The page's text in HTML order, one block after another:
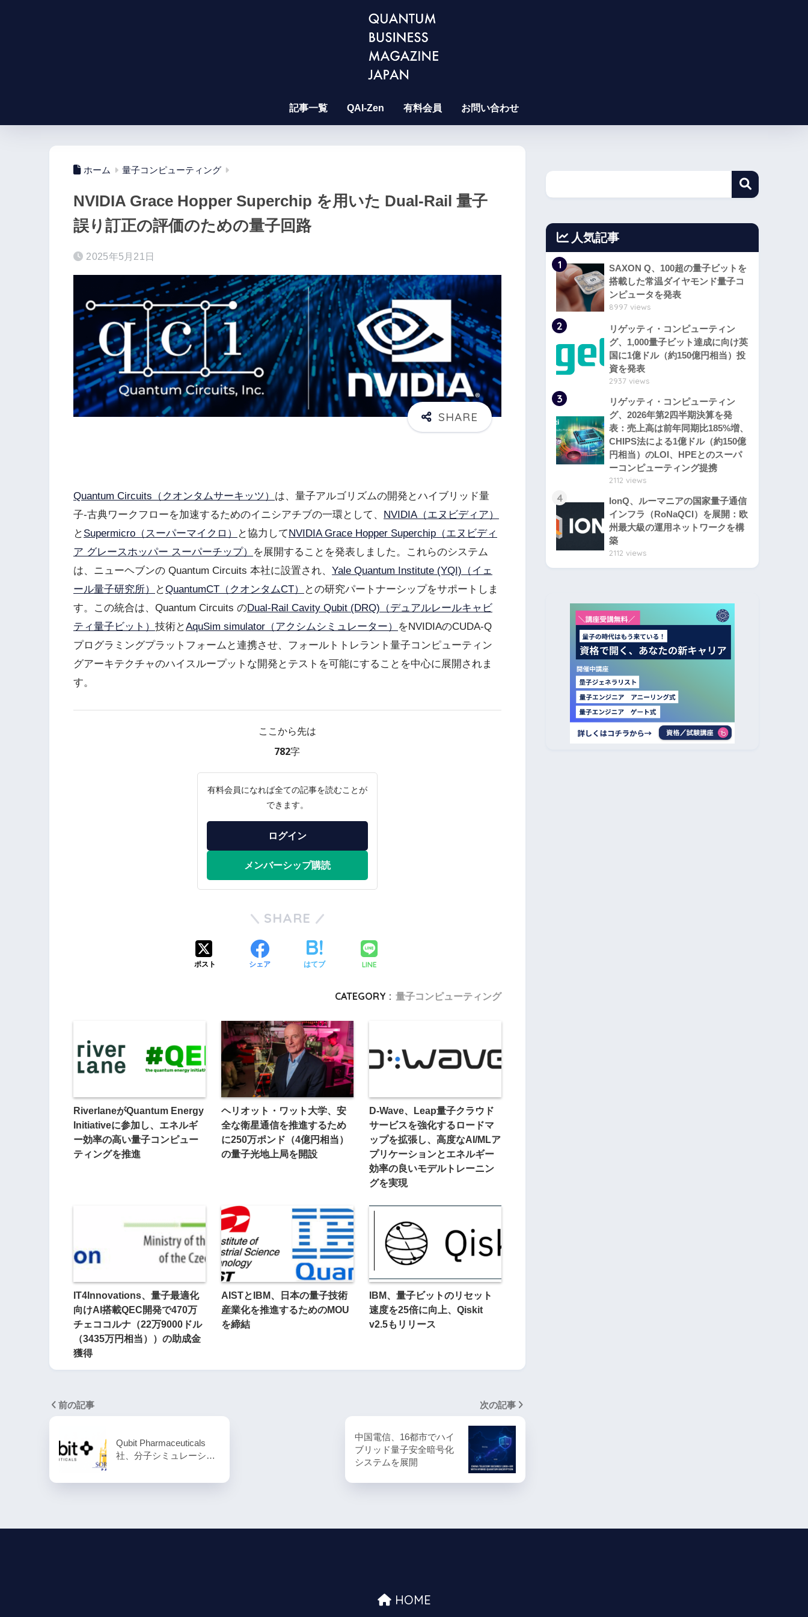
記事一覧 QAI-Zen 有料会員 お問い合わせ
ホーム 量子コンピューティング
NVIDIA Grace Hopper Superchip を用いた Dual-Rail 量子
誤り訂正の評価のための量子回路
2025年5月21日
Quantum Circuits（クオンタムサーキッツ） は、量子アルゴリズムの開発とハイブリッド量
子-古典ワークフローを加速するためのイニシアチブの一環として、 NVIDIA（エヌビディア）
と Supermicro（スーパーマイクロ） と協力してNVIDIA Grace Hopper Superchip（エヌビディ
ア グレースホッパー スーパーチップ）
を展開することを発表しました。これらのシステム
は、ニューヘブンの Quantum Circuits 本社に設置され、 Yale Quantum Institute (YQI)（イェ
ール量子研究所）
とQuantumCT（クオンタムCT）
との研究パートナーシップをサポートしま
す。この統合は、Quantum Circuits のDual-Rail Cavity Qubit (DRQ)（デュアルレールキャビ
ティ量子ビット） 技術とAquSim simulator（アクシムシミュレーター）
をNVIDIAのCUDA-Q
プログラミングプラットフォームと連携させ、フォールトトレラント量子コンピューティン
グアーキテクチャのハイスループットな開発とテストを可能にすることを中心に展開されま
す。
ここから先は
782字
有料会員になれば全ての記事を読むことが
できます。
ログイン
メンバーシップ購読
SHARE
ポスト シェア はてブ LINE
CATEGORY : 量子コンピューティング
RiverlaneがQuantum Energy
Initiativeに参加し、エネルギ
ー効率の高い量子コンピュー
ティングを推進
ヘリオット・ワット大学、安
全な衛星通信を推進するため
に250万ポンド（4億円相当）
の量子光地上局を開設
D-Wave、Leap量子クラウド
サービスを強化するロードマ
ップを拡張し、高度なAI/MLア
プリケーションとエネルギー
効率の良いモデルトレーニン
グを実現
IT4Innovations、量子最適化
向けAI搭載QEC開発で470万
チェココルナ（22万9000ドル
（3435万円相当））の助成金
獲得
AISTとIBM、日本の量子技術
産業化を推進するためのMOU
を締結
IBM、量子ビットのリセット
速度を25倍に向上、Qiskit
v2.5もリリース
前の記事
Qubit Pharmaceuticals
社、分子シミュレーシ…
次の記事
中国電信、16都市でハイ
ブリッド量子安全暗号化
システムを展開
人気記事
1
SAXON Q、100超の量子ビットを
搭載した常温ダイヤモンド量子コ
ンピュータを発表
8997 views
2
リゲッティ・コンピューティン
グ、1,000量子ビット達成に向け英
国に1億ドル（約150億円相当）投
資を発表
2937 views
3
リゲッティ・コンピューティン
グ、2026年第2四半期決算を発
表：売上高は前年同期比185%増、
CHIPS法による1億ドル（約150億
円相当）のLOI、HPEとのスーパ
ーコンピューティング提携
2112 views
4
IonQ、ルーマニアの国家量子通信
インフラ（RoNaQCI）を展開：欧
州最大級の運用ネットワークを構
築
2112 views
HOME